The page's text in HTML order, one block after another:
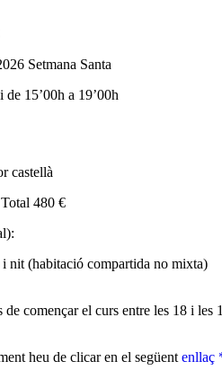
Setmana Santa
15’00h a 19’00h
castellà
480 €
nit (habitació compartida no mixta)
de començar el curs entre les 18 i les
heu de clicar en el següent enllaç